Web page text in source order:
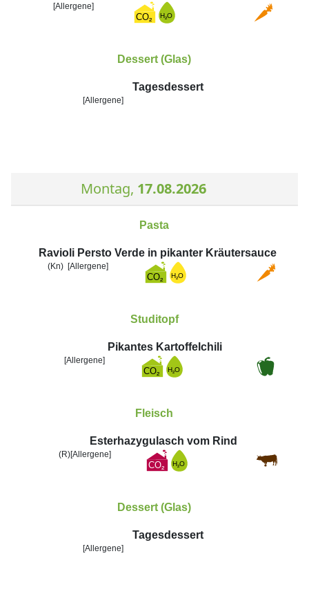
[Allergene]
Dessert (Glas)
Tagesdessert
[Allergene]
Montag, 17.08.2026
Pasta
Ravioli Persto Verde in pikanter Kräutersauce
(Kn) [Allergene]
Studitopf
Pikantes Kartoffelchili
[Allergene]
Fleisch
Esterhazygulasch vom Rind
(R)[Allergene]
Dessert (Glas)
Tagesdessert
[Allergene]